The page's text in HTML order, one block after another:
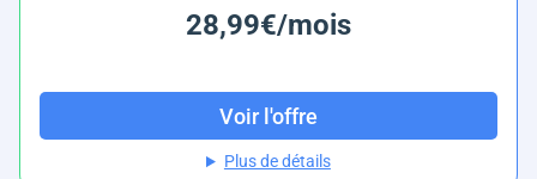
28,99€/mois
Voir l'offre
Plus de détails